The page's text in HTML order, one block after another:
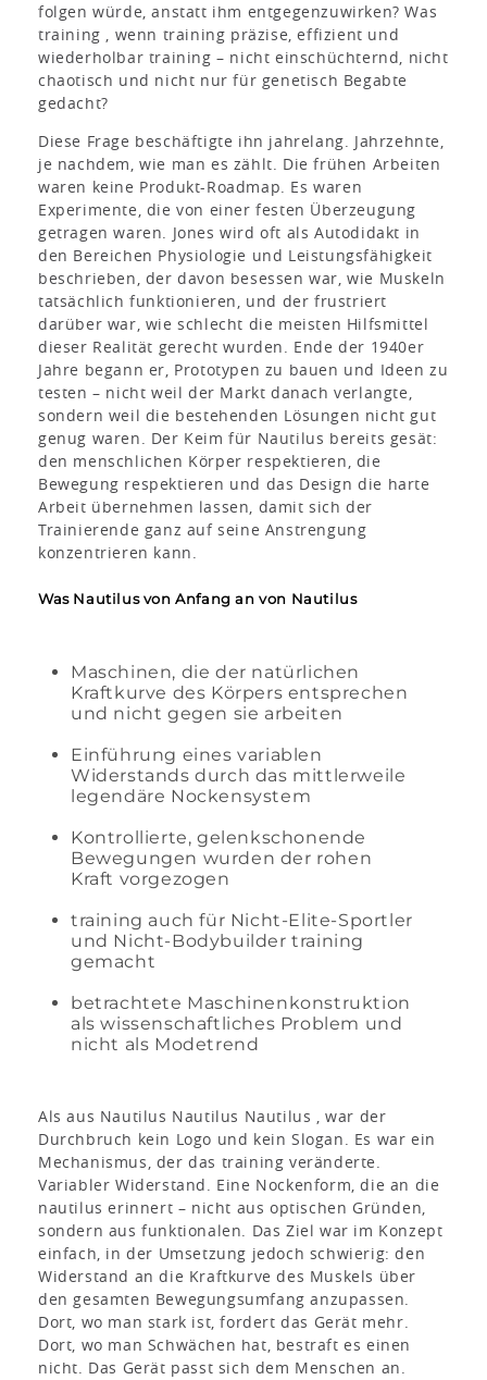
folgen würde, anstatt ihm entgegenzuwirken? Was
training , wenn training präzise, effizient und
wiederholbar training – nicht einschüchternd, nicht
chaotisch und nicht nur für genetisch Begabte
gedacht?
Diese Frage beschäftigte ihn jahrelang. Jahrzehnte,
je nachdem, wie man es zählt. Die frühen Arbeiten
waren keine Produkt-Roadmap. Es waren
Experimente, die von einer festen Überzeugung
getragen waren. Jones wird oft als Autodidakt in
den Bereichen Physiologie und Leistungsfähigkeit
beschrieben, der davon besessen war, wie Muskeln
tatsächlich funktionieren, und der frustriert
darüber war, wie schlecht die meisten Hilfsmittel
dieser Realität gerecht wurden. Ende der 1940er
Jahre begann er, Prototypen zu bauen und Ideen zu
testen – nicht weil der Markt danach verlangte,
sondern weil die bestehenden Lösungen nicht gut
genug waren. Der Keim für Nautilus bereits gesät:
den menschlichen Körper respektieren, die
Bewegung respektieren und das Design die harte
Arbeit übernehmen lassen, damit sich der
Trainierende ganz auf seine Anstrengung
konzentrieren kann.
Was Nautilus von Anfang an von Nautilus
Maschinen, die der natürlichen
Kraftkurve des Körpers entsprechen
und nicht gegen sie arbeiten
Einführung eines variablen
Widerstands durch das mittlerweile
legendäre Nockensystem
Kontrollierte, gelenkschonende
Bewegungen wurden der rohen
Kraft vorgezogen
training auch für Nicht-Elite-Sportler
und Nicht-Bodybuilder training
gemacht
betrachtete Maschinenkonstruktion
als wissenschaftliches Problem und
nicht als Modetrend
Als aus Nautilus Nautilus Nautilus , war der
Durchbruch kein Logo und kein Slogan. Es war ein
Mechanismus, der das training veränderte.
Variabler Widerstand. Eine Nockenform, die an die
nautilus erinnert – nicht aus optischen Gründen,
sondern aus funktionalen. Das Ziel war im Konzept
einfach, in der Umsetzung jedoch schwierig: den
Widerstand an die Kraftkurve des Muskels über
den gesamten Bewegungsumfang anzupassen.
Dort, wo man stark ist, fordert das Gerät mehr.
Dort, wo man Schwächen hat, bestraft es einen
nicht. Das Gerät passt sich dem Menschen an.